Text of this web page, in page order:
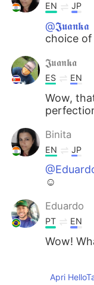
EN JP
@𝕵𝖚𝖆𝖓𝖐𝖆
choice
𝕵𝖚𝖆𝖓𝖐𝖆
ES EN
Wow,
Binita
EN JP
☺
Eduardo
PT EN
Wow!
Apri